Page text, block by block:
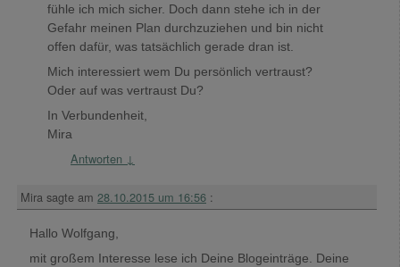
fühle ich mich sicher. Doch dann stehe ich in der
Gefahr meinen Plan durchzuziehen und bin nicht
offen dafür, was tatsächlich gerade dran ist.
Mich interessiert wem Du persönlich vertraust?
Oder auf was vertraust Du?
In Verbundenheit,
Mira
Antworten ↓
Mira sagte am 28.10.2015 um 16:56 :
Hallo Wolfgang,
mit großem Interesse lese ich Deine Blogeinträge. Deine